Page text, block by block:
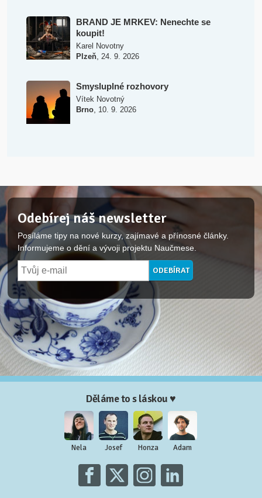
BRAND JE MRKEV: Nenechte se
koupit!
Karel Novotny
Plzeň, 24. 9. 2026
Smysluplné rozhovory
Vítek Novotný
Brno, 10. 9. 2026
Odebírej náš newsletter
Posíláme tipy na nové kurzy, zajímavé a přínosné články.
Informujeme o dění a vývoji projektu Naučmese.
Děláme to s láskou ♥
Nela Josef Honza Adam